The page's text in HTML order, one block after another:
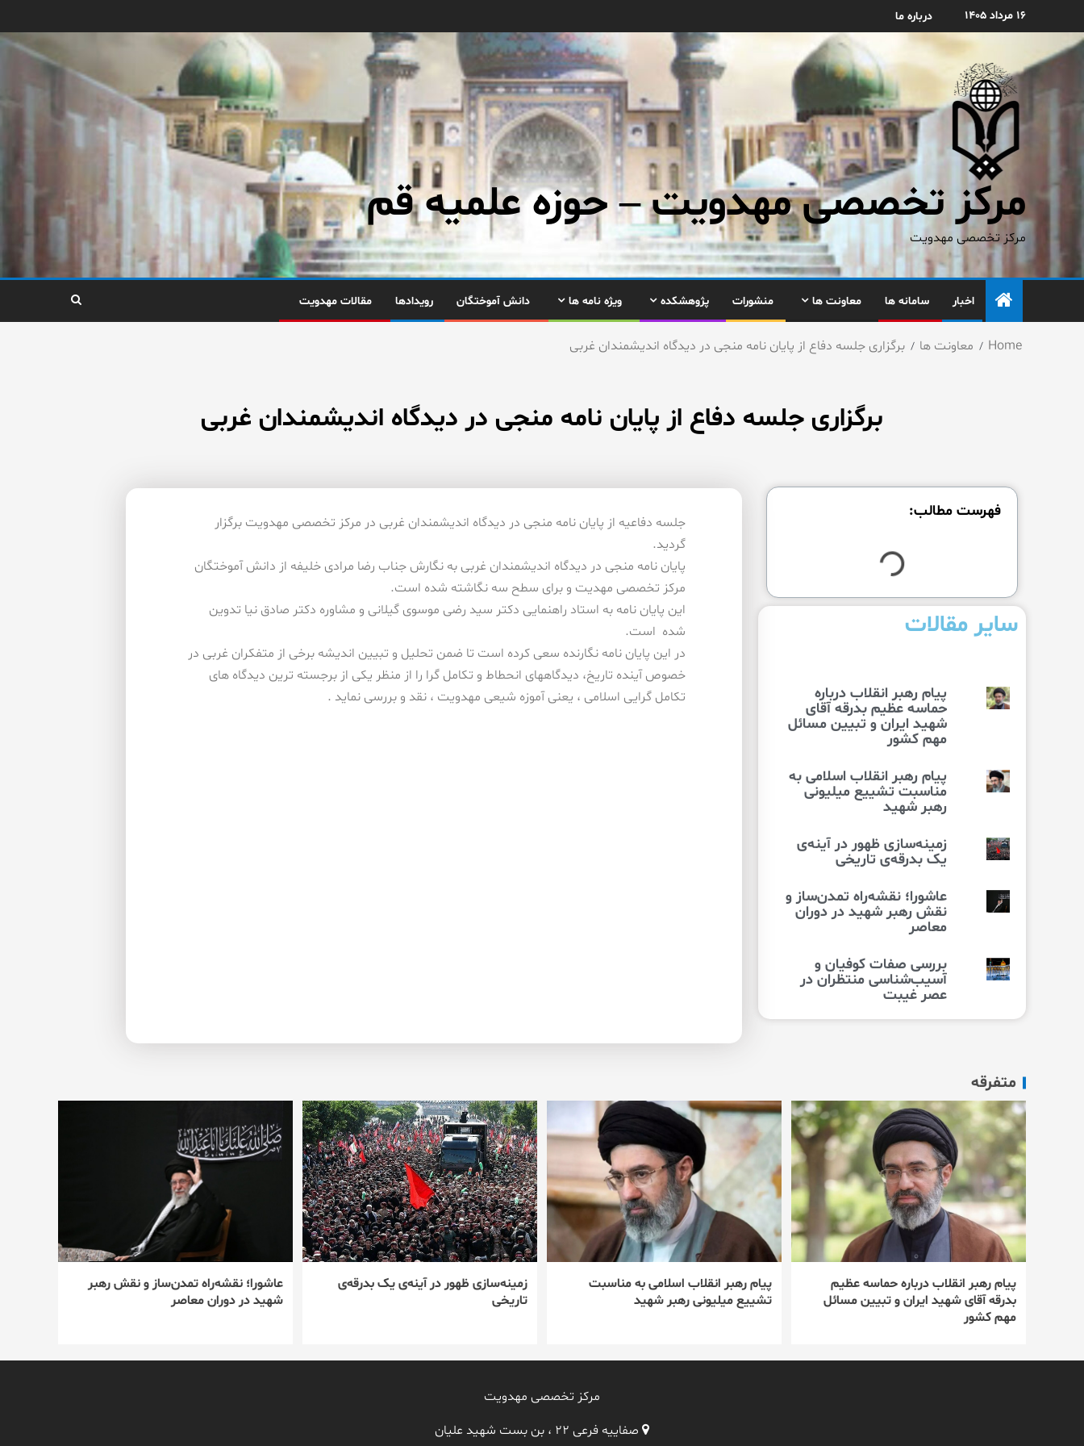
۱۶ مرداد ۱۴۰۵ درباره ما
مرکز تخصصی مهدویت – حوزه علمیه قم
مرکز تخصصی مهدویت
اخبار سامانه ها معاونت ها منشورات پژوهشکده ویژه نامه ها دانش آموختگان رویدادها مقالات مهدویت
Home معاونت ها برگزاری جلسه دفاع از پایان نامه منجی در دیدگاه اندیشمندان غربی
برگزاری جلسه دفاع از پایان نامه منجی در دیدگاه اندیشمندان غربی
فهرست مطالب:
سایر مقالات
پیام رهبر انقلاب درباره
حماسه عظیم بدرقه آقای
شهید ایران و تبیین مسائل
مهم کشور
پیام رهبر انقلاب اسلامی به
مناسبت تشییع میلیونی
رهبر شهید
زمینه‌سازی ظهور در آینه‌ی
یک بدرقه‌ی تاریخی
عاشورا؛ نقشه‌راه تمدن‌ساز و
نقش رهبر شهید در دوران
معاصر
بررسی صفات کوفیان و
آسیب‌شناسی منتظران در
عصر غیبت
جلسه دفاعیه از پایان نامه منجی در دیدگاه اندیشمندان غربی در مركز تخصصی مهدویت برگزار
گردید.
پایان نامه منجی در دیدگاه اندیشمندان غربی به نگارش جناب رضا مرادی خلیفه از دانش آموختگان
مركز تخصصی مهدیت و برای سطح سه نگاشته شده است.
این پایان نامه به استاد راهنمایی دكتر سید رضی موسوی گیلانی و مشاوره دكتر صادق نیا تدوین
شده است.
در این پایان نامه نگارنده سعی كرده است تا ضمن تحلیل و تبیین اندیشه برخی از متفكران غربی در
خصوص آینده تاریخ، دیدگاههای انحطاط و تكامل گرا را از منظر یكی از برجسته ترین دیدگاه های
تكامل گرایی اسلامی ، یعنی آموزه شیعی مهدویت ، نقد و بررسی نماید .
متفرقه
پیام رهبر انقلاب درباره حماسه عظیم
بدرقه آقای شهید ایران و تبیین مسائل
مهم کشور
پیام رهبر انقلاب اسلامی به مناسبت
تشییع میلیونی رهبر شهید
زمینه‌سازی ظهور در آینه‌ی یک بدرقه‌ی
تاریخی
عاشورا؛ نقشه‌راه تمدن‌ساز و نقش رهبر
شهید در دوران معاصر
مرکز تخصصی مهدویت
صفاییه فرعی ۲۲ ، بن بست شهید علیان